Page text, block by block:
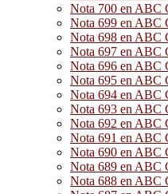
Nota 700 en ABC
Nota 699 en ABC
Nota 698 en ABC
Nota 697 en ABC
Nota 696 en ABC
Nota 695 en ABC
Nota 694 en ABC
Nota 693 en ABC
Nota 692 en ABC
Nota 691 en ABC
Nota 690 en ABC
Nota 689 en ABC
Nota 688 en ABC